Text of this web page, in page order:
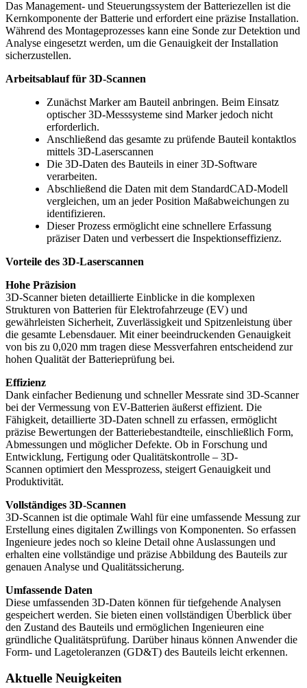
Das Management- und Steuerungssystem der Batteriezellen ist die
Kernkomponente der Batterie und erfordert eine präzise Installation.
Während des Montageprozesses kann eine Sonde zur Detektion und
Analyse eingesetzt werden, um die Genauigkeit der Installation
sicherzustellen.
Arbeitsablauf für 3D-Scannen
Zunächst Marker am Bauteil anbringen. Beim Einsatz
optischer 3D-Messsysteme sind Marker jedoch nicht
erforderlich.
Anschließend das gesamte zu prüfende Bauteil kontaktlos
mittels 3D-Laserscannen
Die 3D-Daten des Bauteils in einer 3D-Software
verarbeiten.
Abschließend die Daten mit dem StandardCAD-Modell
vergleichen, um an jeder Position Maßabweichungen zu
identifizieren.
Dieser Prozess ermöglicht eine schnellere Erfassung
präziser Daten und verbessert die Inspektionseffizienz.
Vorteile des 3D-Laserscannen
Hohe Präzision
3D-Scanner bieten detaillierte Einblicke in die komplexen
Strukturen von Batterien für Elektrofahrzeuge (EV) und
gewährleisten Sicherheit, Zuverlässigkeit und Spitzenleistung über
die gesamte Lebensdauer. Mit einer beeindruckenden Genauigkeit
von bis zu 0,020 mm tragen diese Messverfahren entscheidend zur
hohen Qualität der Batterieprüfung bei.
Effizienz
Dank einfacher Bedienung und schneller Messrate sind 3D-Scanner
bei der Vermessung von EV-Batterien äußerst effizient. Die
Fähigkeit, detaillierte 3D-Daten schnell zu erfassen, ermöglicht
präzise Bewertungen der Batteriebestandteile, einschließlich Form,
Abmessungen und möglicher Defekte. Ob in Forschung und
Entwicklung, Fertigung oder Qualitätskontrolle – 3D-
Scannen optimiert den Messprozess, steigert Genauigkeit und
Produktivität.
Vollständiges 3D-Scannen
3D-Scannen ist die optimale Wahl für eine umfassende Messung zur
Erstellung eines digitalen Zwillings von Komponenten. So erfassen
Ingenieure jedes noch so kleine Detail ohne Auslassungen und
erhalten eine vollständige und präzise Abbildung des Bauteils zur
genauen Analyse und Qualitätssicherung.
Umfassende Daten
Diese umfassenden 3D-Daten können für tiefgehende Analysen
gespeichert werden. Sie bieten einen vollständigen Überblick über
den Zustand des Bauteils und ermöglichen Ingenieuren eine
gründliche Qualitätsprüfung. Darüber hinaus können Anwender die
Form- und Lagetoleranzen (GD&T) des Bauteils leicht erkennen.
Aktuelle Neuigkeiten